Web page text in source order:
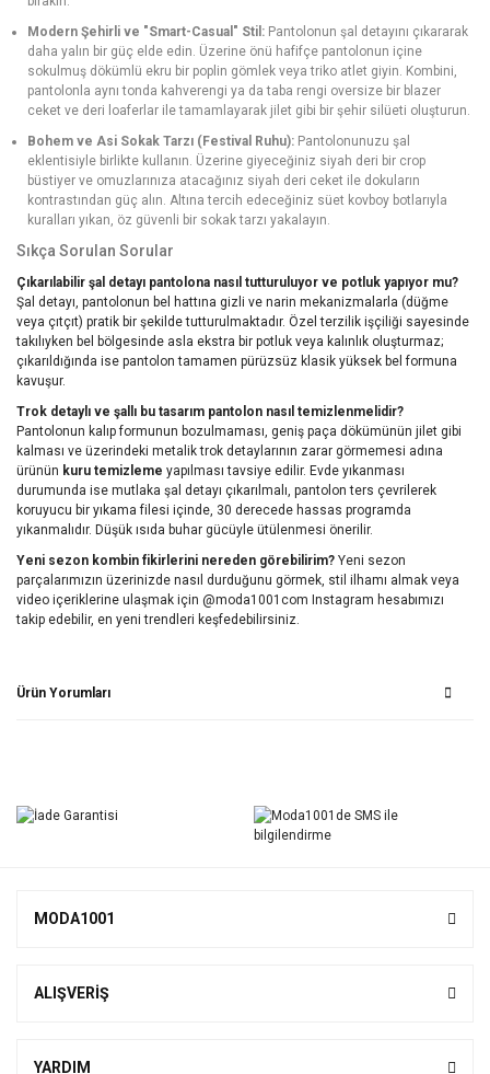
Modern Şehirli ve "Smart-Casual" Stil: Pantolonun şal detayını çıkararak
daha yalın bir güç elde edin. Üzerine önü hafifçe pantolonun içine
sokulmuş dökümlü ekru bir poplin gömlek veya triko atlet giyin. Kombini,
pantolonla aynı tonda kahverengi ya da taba rengi oversize bir blazer
ceket ve deri loaferlar ile tamamlayarak jilet gibi bir şehir silüeti oluşturun.
Bohem ve Asi Sokak Tarzı (Festival Ruhu): Pantolonunuzu şal
eklentisiyle birlikte kullanın. Üzerine giyeceğiniz siyah deri bir crop
büstiyer ve omuzlarınıza atacağınız siyah deri ceket ile dokuların
kontrastından güç alın. Altına tercih edeceğiniz süet kovboy botlarıyla
kuralları yıkan, öz güvenli bir sokak tarzı yakalayın.
Sıkça Sorulan Sorular
Çıkarılabilir şal detayı pantolona nasıl tutturuluyor ve potluk yapıyor mu?
Şal detayı, pantolonun bel hattına gizli ve narin mekanizmalarla (düğme
veya çıtçıt) pratik bir şekilde tutturulmaktadır. Özel terzilik işçiliği sayesinde
takılıyken bel bölgesinde asla ekstra bir potluk veya kalınlık oluşturmaz;
çıkarıldığında ise pantolon tamamen pürüzsüz klasik yüksek bel formuna
kavuşur.
Trok detaylı ve şallı bu tasarım pantolon nasıl temizlenmelidir?
Pantolonun kalıp formunun bozulmaması, geniş paça dökümünün jilet gibi
kalması ve üzerindeki metalik trok detaylarının zarar görmemesi adına
ürünün kuru temizleme yapılması tavsiye edilir. Evde yıkanması
durumunda ise mutlaka şal detayı çıkarılmalı, pantolon ters çevrilerek
koruyucu bir yıkama filesi içinde, 30 derecede hassas programda
yıkanmalıdır. Düşük ısıda buhar gücüyle ütülenmesi önerilir.
Yeni sezon kombin fikirlerini nereden görebilirim? Yeni sezon
parçalarımızın üzerinizde nasıl durduğunu görmek, stil ilhamı almak veya
video içeriklerine ulaşmak için @moda1001com Instagram hesabımızı
takip edebilir, en yeni trendleri keşfedebilirsiniz.
Ürün Yorumları
Yorum Yaz
MODA1001
ALIŞVERİŞ
YARDIM